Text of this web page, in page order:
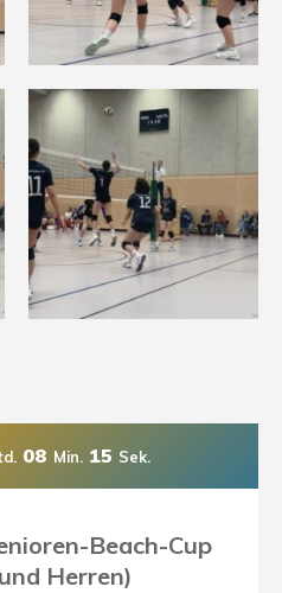
08 Min. 14 Sek.
Beach-Cup
Herren)